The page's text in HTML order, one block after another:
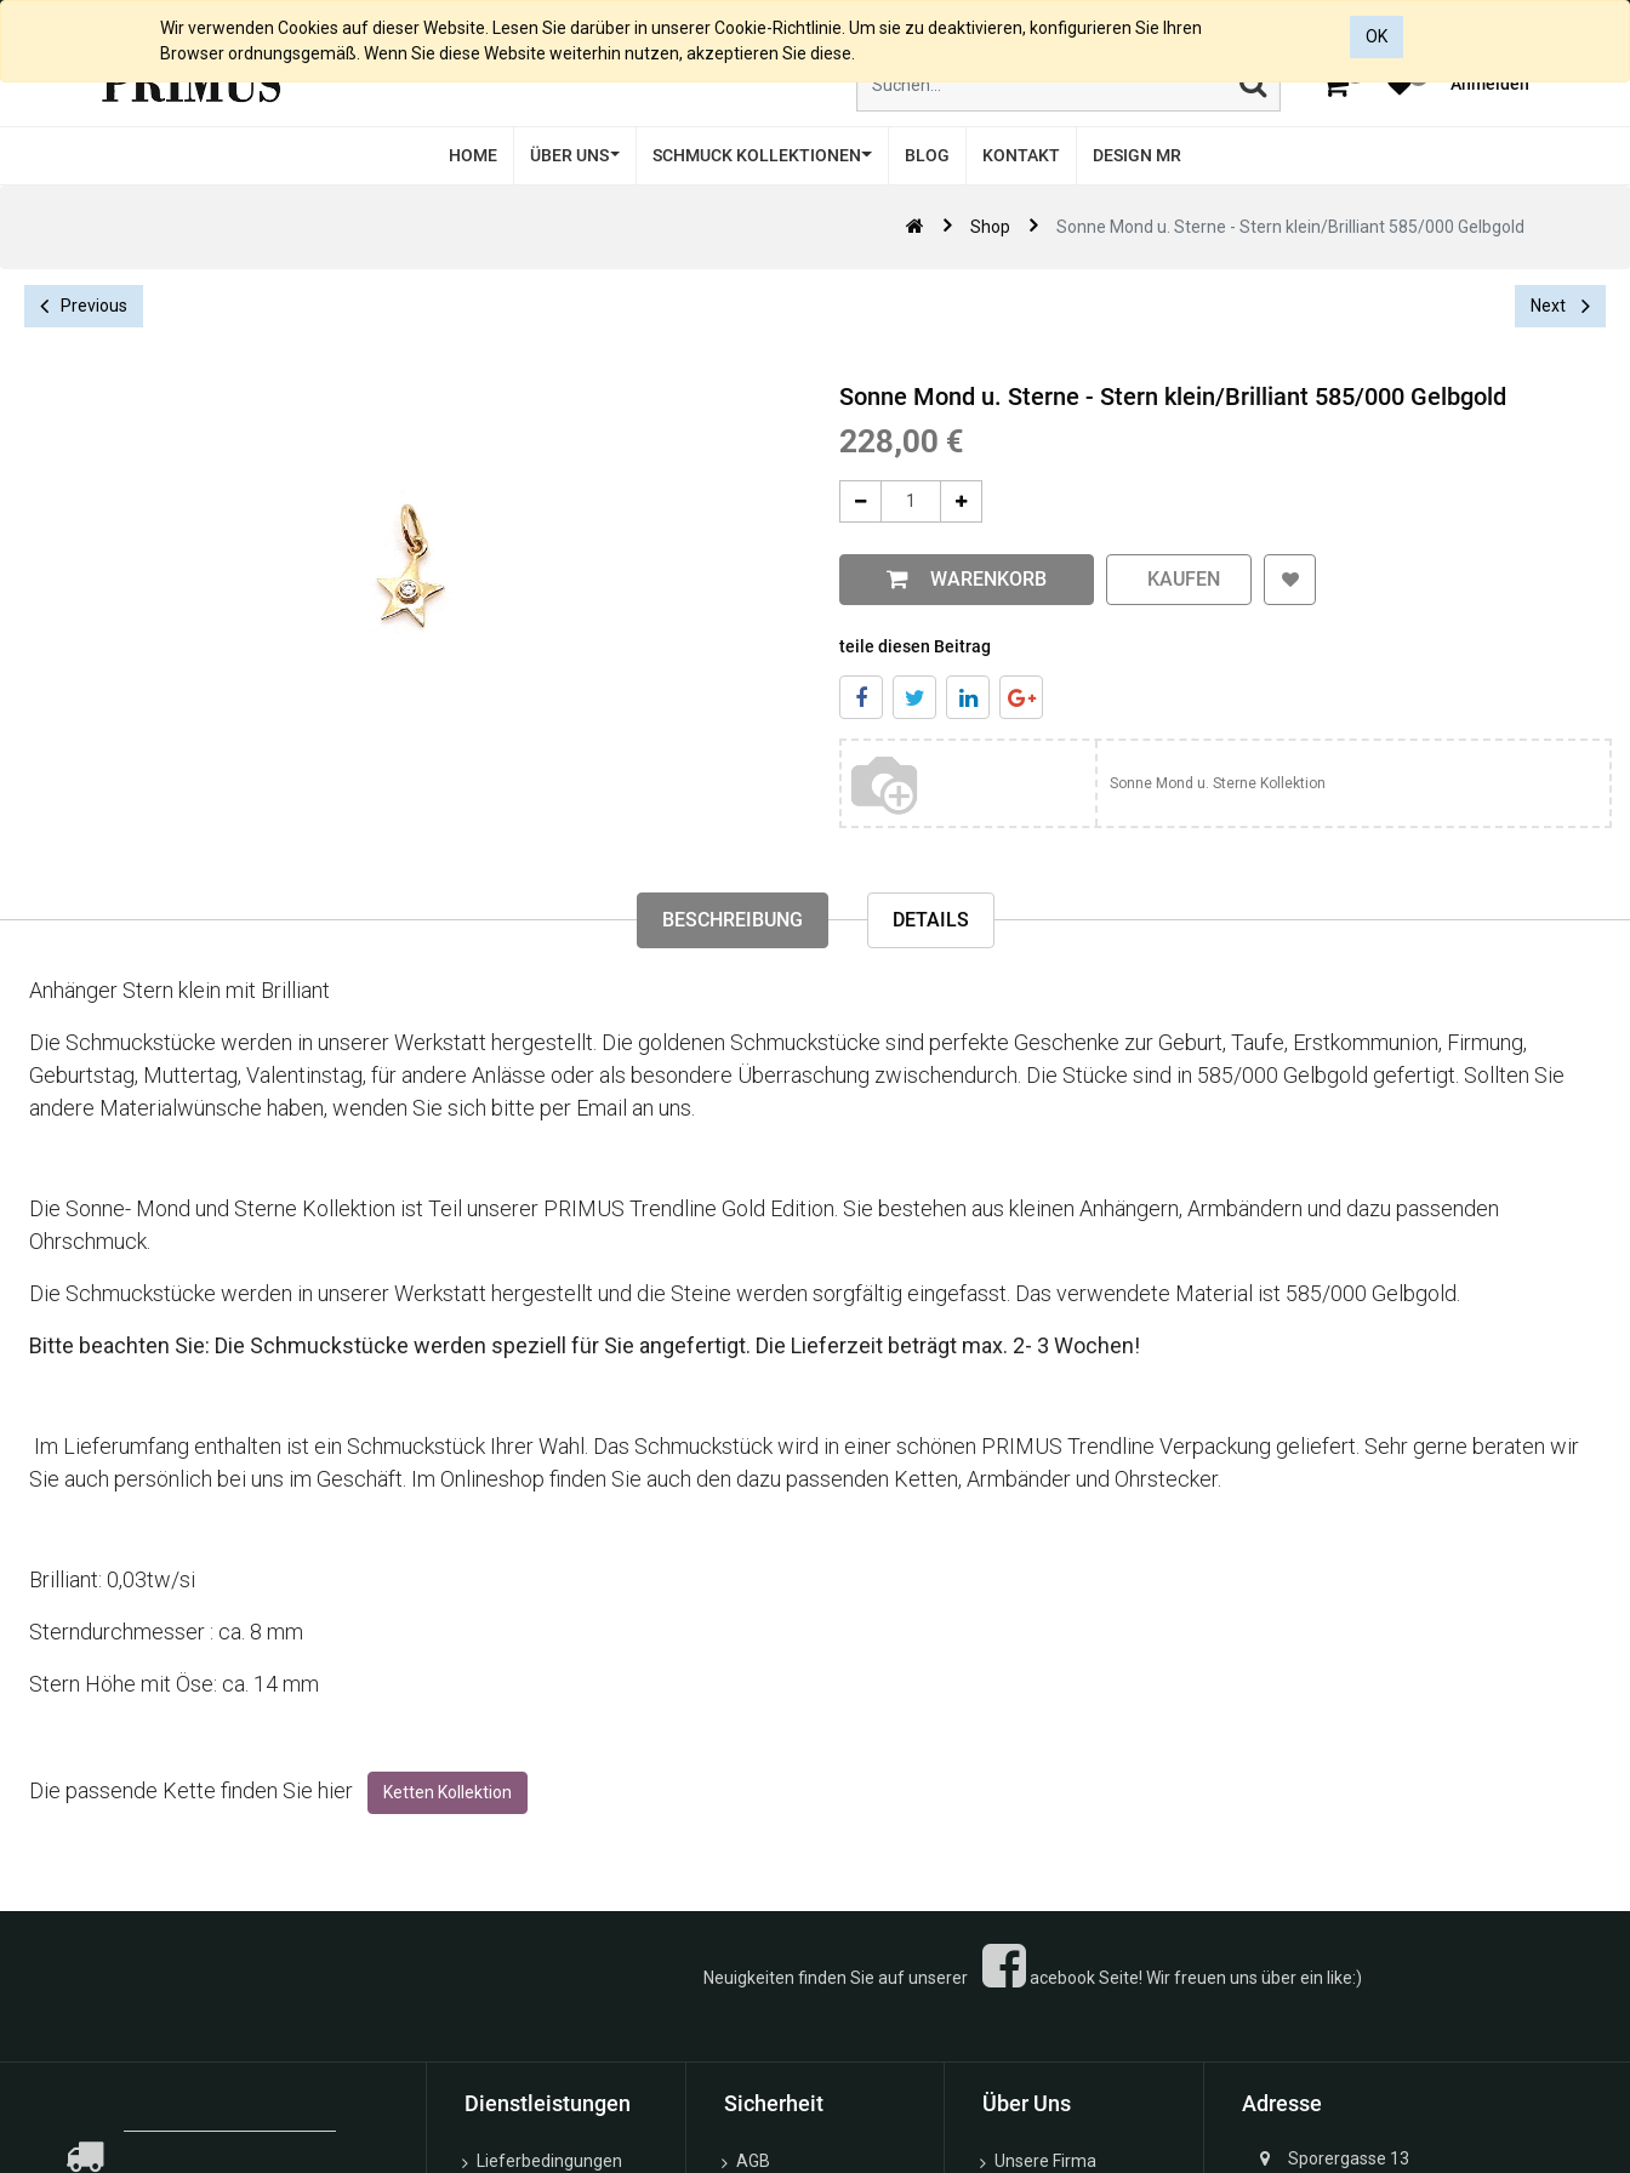
Anmelden
Wir verwenden Cookies auf dieser Website. Lesen Sie darüber in unserer Cookie-Richtlinie. Um sie zu deaktivieren, konfigurieren Sie Ihren
Browser ordnungsgemäß. Wenn Sie diese Website weiterhin nutzen, akzeptieren Sie diese.
OK
HOME ÜBER UNS SCHMUCK KOLLEKTIONEN BLOG KONTAKT DESIGN MR
Shop Sonne Mond u. Sterne - Stern klein/Brilliant 585/000 Gelbgold
Previous Next
Sonne Mond u. Sterne - Stern klein/Brilliant 585/000 Gelbgold
228,00 €
WARENKORB KAUFEN
teile diesen Beitrag
Sonne Mond u. Sterne Kollektion
BESCHREIBUNG DETAILS
Anhänger Stern klein mit Brilliant
Die Schmuckstücke werden in unserer Werkstatt hergestellt. Die goldenen Schmuckstücke sind perfekte Geschenke zur Geburt, Taufe, Erstkommunion, Firmung,
Geburtstag, Muttertag, Valentinstag, für andere Anlässe oder als besondere Überraschung zwischendurch. Die Stücke sind in 585/000 Gelbgold gefertigt. Sollten Sie
andere Materialwünsche haben, wenden Sie sich bitte per Email an uns.
Die Sonne- Mond und Sterne Kollektion ist Teil unserer PRIMUS Trendline Gold Edition. Sie bestehen aus kleinen Anhängern, Armbändern und dazu passenden
Ohrschmuck.
Die Schmuckstücke werden in unserer Werkstatt hergestellt und die Steine werden sorgfältig eingefasst. Das verwendete Material ist 585/000 Gelbgold.
Bitte beachten Sie: Die Schmuckstücke werden speziell für Sie angefertigt. Die Lieferzeit beträgt max. 2- 3 Wochen!
Im Lieferumfang enthalten ist ein Schmuckstück Ihrer Wahl. Das Schmuckstück wird in einer schönen PRIMUS Trendline Verpackung geliefert. Sehr gerne beraten wir
Sie auch persönlich bei uns im Geschäft. Im Onlineshop finden Sie auch den dazu passenden Ketten, Armbänder und Ohrstecker.
Brilliant: 0,03tw/si
Sterndurchmesser : ca. 8 mm
Stern Höhe mit Öse: ca. 14 mm
Die passende Kette finden Sie hier Ketten Kollektion
Neuigkeiten finden Sie auf unserer acebook Seite! Wir freuen uns über ein like:)
Dienstleistungen
Lieferbedingungen
Sicherheit
AGB
Über Uns
Unsere Firma
Adresse
Sporergasse 13